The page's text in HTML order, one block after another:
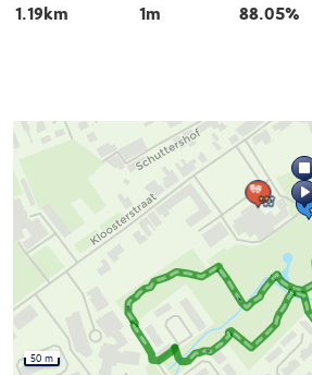
1.19km 1m 88.05%
50 m